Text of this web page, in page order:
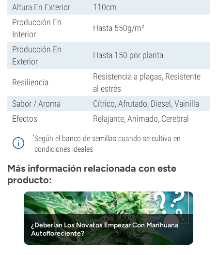
Altura En Exterior
110cm
Producción En
Interior
Hasta 550g/m²
Producción En
Exterior
Hasta 150 por planta
Resiliencia
Resistencia a plagas, Resistente
al estrés
Sabor / Aroma
Cítrico, Afrutado, Diesel, Vainilla
Efectos
Relajante, Animado, Cerebral
*Según el banco de semillas cuando se cultiva en
condiciones ideales
Más información relacionada con este
producto:
¿Deberían Los Novatos Empezar Con Marihuana
Autofloreciente?